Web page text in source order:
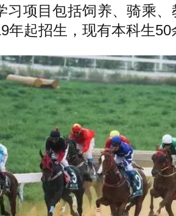
习项目包括饲养、骑乘
年起招生，现有本科生